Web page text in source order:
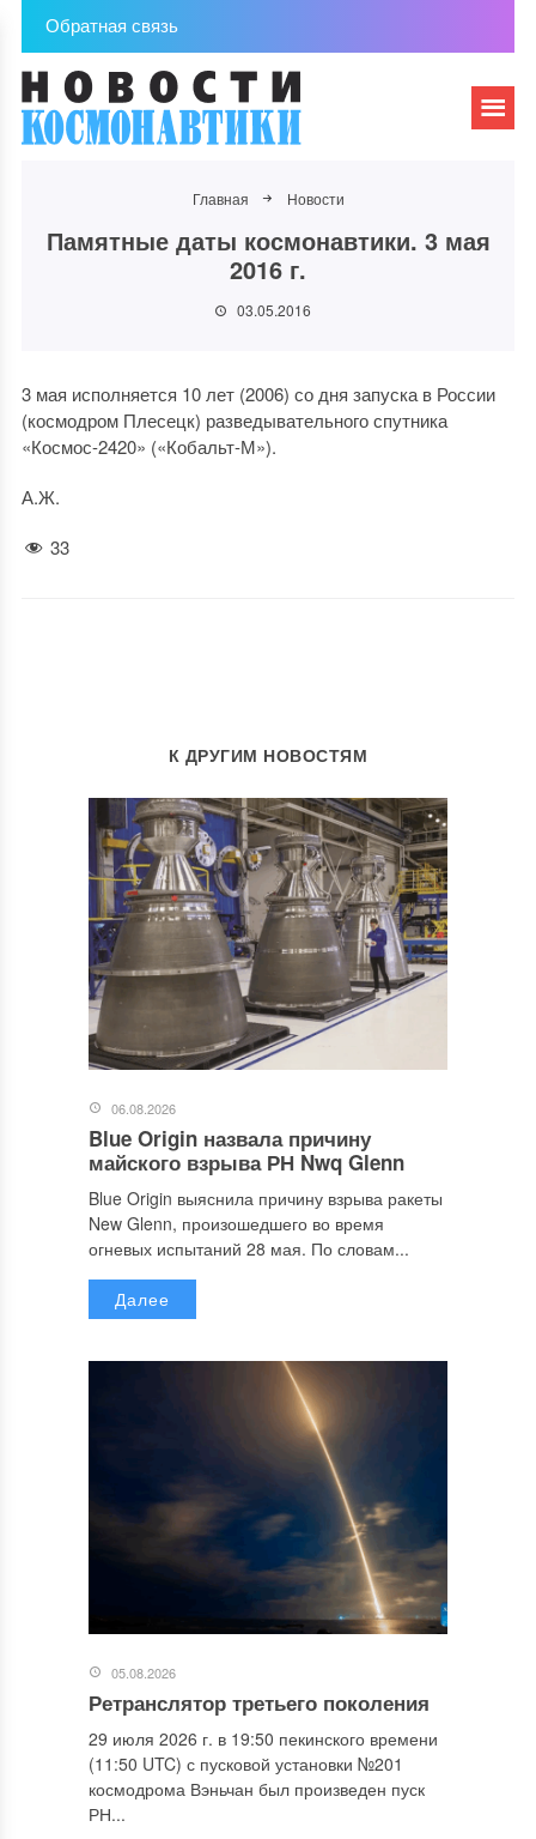
Обратная связь
Главная Новости
Памятные даты космонавтики. 3 мая
2016 г.
03.05.2016
3 мая исполняется 10 лет (2006) со дня запуска в России
(космодром Плесецк) разведывательного спутника
«Космос-2420» («Кобальт-М»).
А.Ж.
33
К ДРУГИМ НОВОСТЯМ
06.08.2026
Blue Origin назвала причину
майского взрыва РН Nwq Glenn
Blue Origin выяснила причину взрыва ракеты
New Glenn, произошедшего во время
огневых испытаний 28 мая. По словам...
Далее
05.08.2026
Ретранслятор третьего поколения
29 июля 2026 г. в 19:50 пекинского времени
(11:50 UTC) с пусковой установки №201
космодрома Вэньчан был произведен пуск
РН...